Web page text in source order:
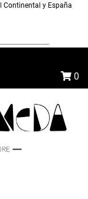
Continental y España
0